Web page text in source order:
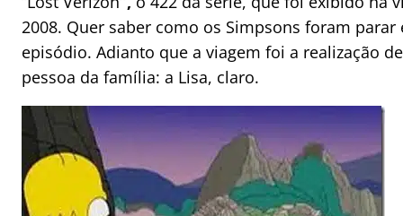
2008. Quer saber como os Simpsons foram parar
episódio. Adianto que a viagem foi a realização
pessoa da família: a Lisa, claro.